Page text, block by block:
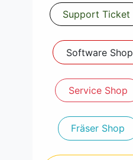
Support Ticket
Software Shop
Service Shop
Fräser Shop